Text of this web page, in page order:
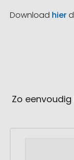
Download hier
Zo